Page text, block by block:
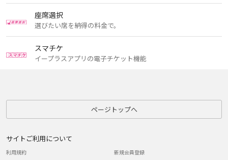
座席選択
選びたい席を納得の料金で。
スマチケ
イープラスアプリの電子チケット機能
ページトップへ
サイトご利用について
利用規約
新規会員登録